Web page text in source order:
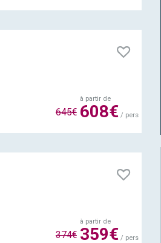
à partir de
608€/ pers
645€
à partir de
359€/ pers
374€